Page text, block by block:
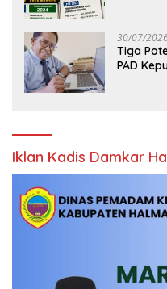
30/07/
Tiga
PAD
Iklan Kadis Damkar